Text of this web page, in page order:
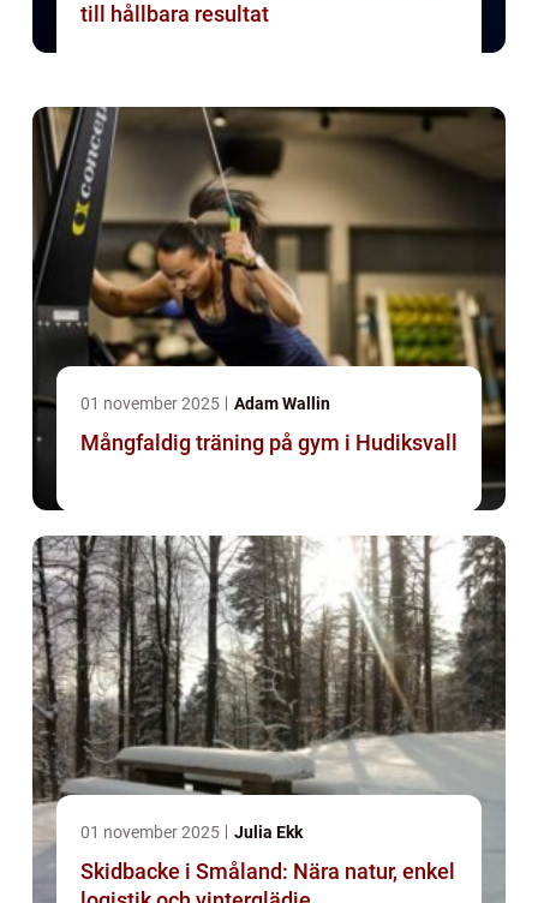
till hållbara resultat
01 november 2025 Adam Wallin
Mångfaldig träning på gym i Hudiksvall
01 november 2025 Julia Ekk
Skidbacke i Småland: Nära natur, enkel